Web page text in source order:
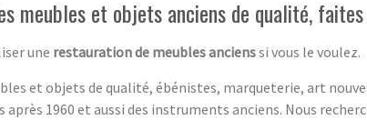
meubles et objets anciens de qualité,
une restauration de meubles ancienssi vous le voulez.
et objets de qualité, ébénistes, marqueterie, art
1960 et aussi des instruments anciens. Nous